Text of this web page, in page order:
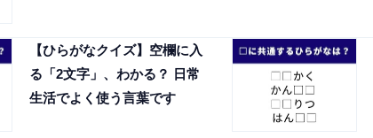
【ひらがなクイズ】空欄に入
る「2文字」、わかる？ 日常
生活でよく使う言葉です